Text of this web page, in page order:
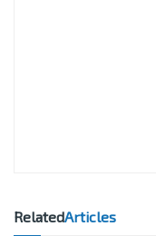
RelatedArticles